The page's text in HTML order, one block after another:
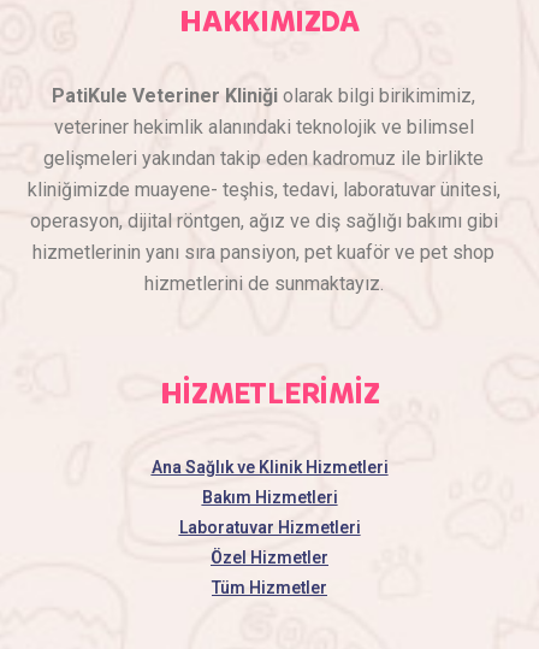
HAKKIMIZDA
PatiKule Veteriner Kliniği olarak bilgi birikimimiz,
veteriner hekimlik alanındaki teknolojik ve bilimsel
gelişmeleri yakından takip eden kadromuz ile birlikte
kliniğimizde muayene- teşhis, tedavi, laboratuvar ünitesi,
operasyon, dijital röntgen, ağız ve diş sağlığı bakımı gibi
hizmetlerinin yanı sıra pansiyon, pet kuaför ve pet shop
hizmetlerini de sunmaktayız.
HİZMETLERİMİZ
Ana Sağlık ve Klinik Hizmetleri
Bakım Hizmetleri
Laboratuvar Hizmetleri
Özel Hizmetler
Tüm Hizmetler